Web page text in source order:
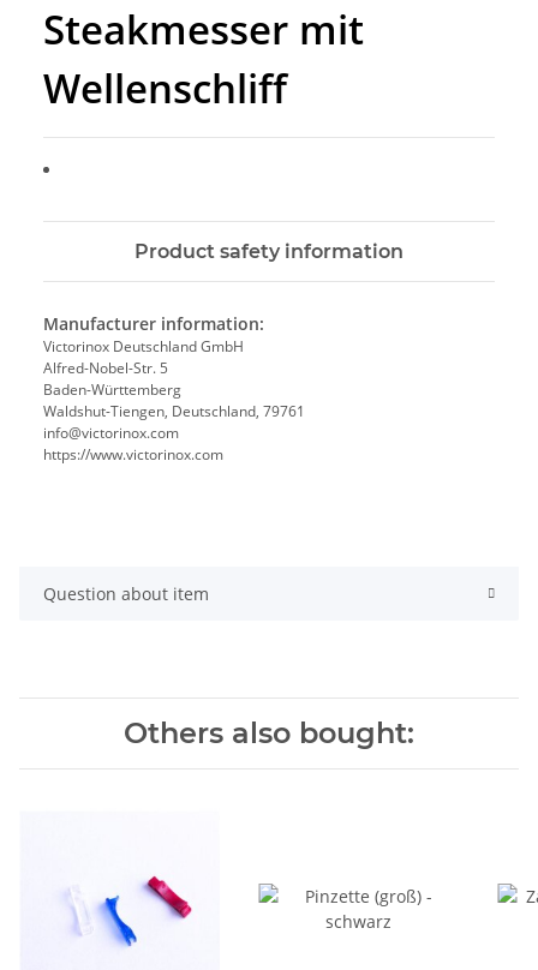
Steakmesser mit
Wellenschliff
Product safety information
Manufacturer information:
Victorinox Deutschland GmbH
Alfred-Nobel-Str. 5
Baden-Württemberg
Waldshut-Tiengen, Deutschland, 79761
info@victorinox.com
https://www.victorinox.com
Question about item
Others also bought: